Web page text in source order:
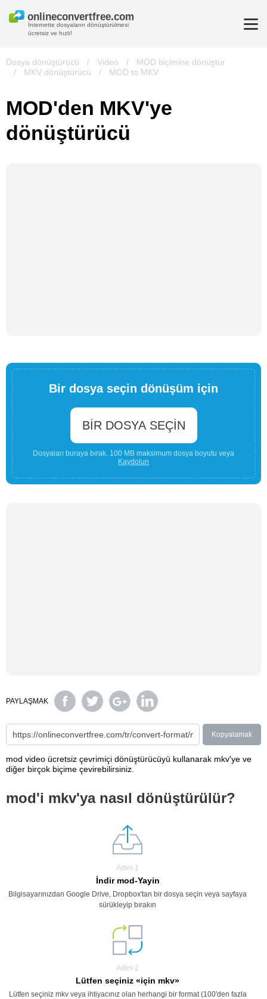
İnternette dosyaların dönüştürülmesi
ücretsiz ve hızlı!
Dosya dönüştürücü / Video /
MOD biçimine dönüştür
/
MKV dönüştürücü / MOD to MKV
MOD'den MKV'ye
dönüştürücü
Bir dosya seçin dönüşüm için
BIR DOSYA SEÇIN
Dosyaları buraya bırak. 100 MB maksimum dosya boyutu veya
Kaydolun
PAYLAŞMAK
Kopyalamak
mod video ücretsiz çevrimiçi dönüştürücüyü kullanarak mkv'ye ve
diğer birçok biçime çevirebilirsiniz.
mod'i mkv'ya nasıl dönüştürülür?
Adim 1
İndir mod-Yayin
Bilgisayarınızdan Google Drive, Dropbox'tan bir dosya seçin veya sayfaya
sürükleyip bırakın
Adim 2
Lütfen seçiniz «için mkv»
Lütfen seçiniz mkv veya ihtiyacınız olan herhangi bir format (100'den fazla